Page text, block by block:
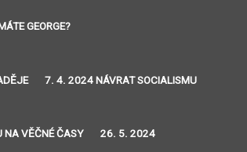
GEORGE?
7. 4. 2024 NÁVRAT SOCIALISMU
VĚČNÉ ČASY 26. 5. 2024